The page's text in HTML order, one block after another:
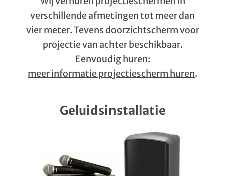
verschillende afmetingen tot meer dan
vier meter. Tevens doorzichtscherm voor
projectie van achter beschikbaar.
Eenvoudig huren:
meer informatie projectiescherm huren.
Geluidsinstallatie